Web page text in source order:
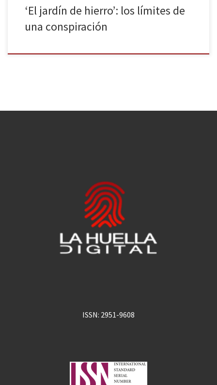
‘El jardín de hierro’: los límites de
una conspiración
ISSN: 2951-9608